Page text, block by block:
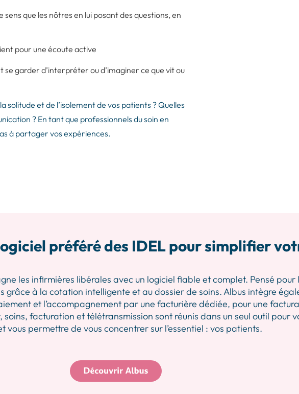
que les nôtres en lui posant des questions, en
pour une écoute active
garder d’interpréter ou d’imaginer ce que vit ou
solitude et de l’isolement de vos patients ? Quelles
? En tant que professionnels du soin en
à partager vos expériences.
préféré des IDEL pour simplifier
les infirmières libérales avec un logiciel fiable et complet. Pensé
grâce à la cotation intelligente et au dossier de soins. Albus intègre
et l’accompagnement par une facturière dédiée, pour une
facturation et télétransmission sont réunis dans un seul outil pour
vous permettre de vous concentrer sur l’essentiel : vos patients.